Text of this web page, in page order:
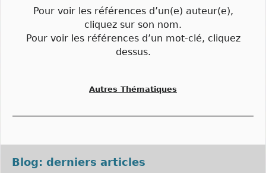
Pour voir les références d’un(e) auteur(e),
cliquez sur son nom.
Pour voir les références d’un mot-clé, cliquez
dessus.
Autres Thématiques
Blog: derniers articles